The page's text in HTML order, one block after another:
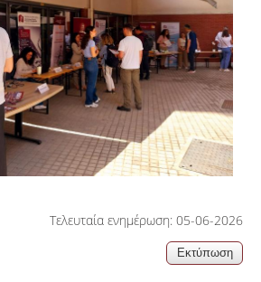
Τελευταία ενημέρωση: 05-06-2026